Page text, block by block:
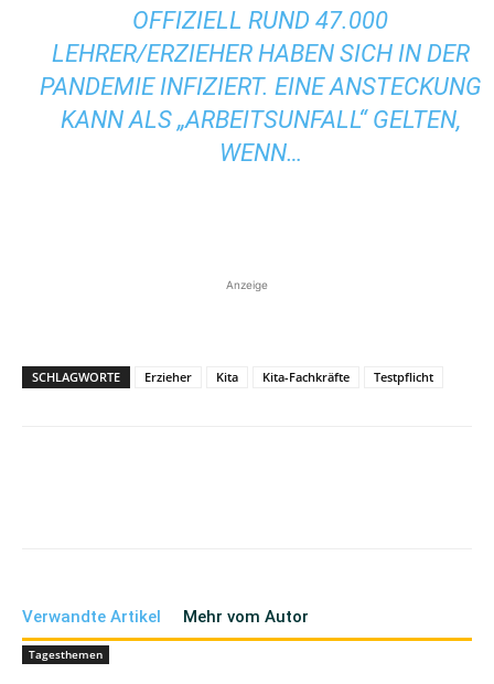
OFFIZIELL RUND 47.000
LEHRER/ERZIEHER HABEN SICH IN DER
PANDEMIE INFIZIERT. EINE ANSTECKUNG
KANN ALS „ARBEITSUNFALL“ GELTEN,
WENN…
Anzeige
SCHLAGWORTE Erzieher Kita Kita-Fachkräfte Testpflicht
Verwandte Artikel Mehr vom Autor
Tagesthemen